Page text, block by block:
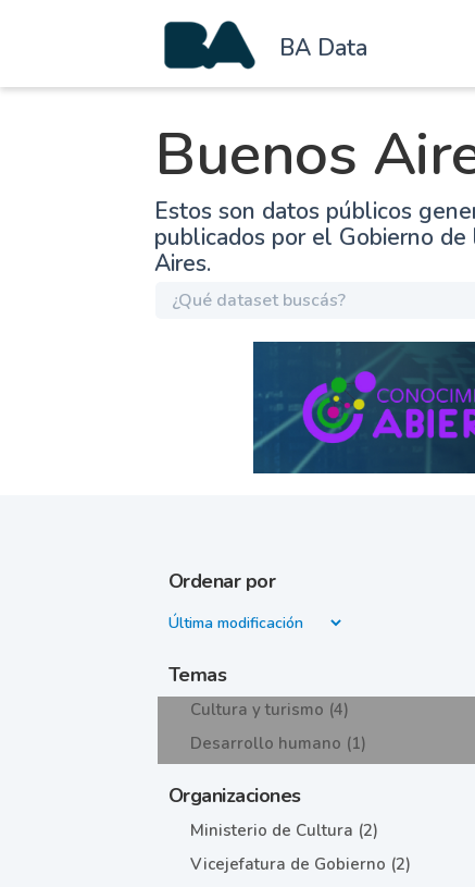
BA Data
Buenos
Estos son datos públicos
publicados por el Gobierno de
Aires.
Ordenar por
Temas
Cultura y turismo (4)
Desarrollo humano (1)
Organizaciones
Ministerio de Cultura (2)
Vicejefatura de Gobierno (2)